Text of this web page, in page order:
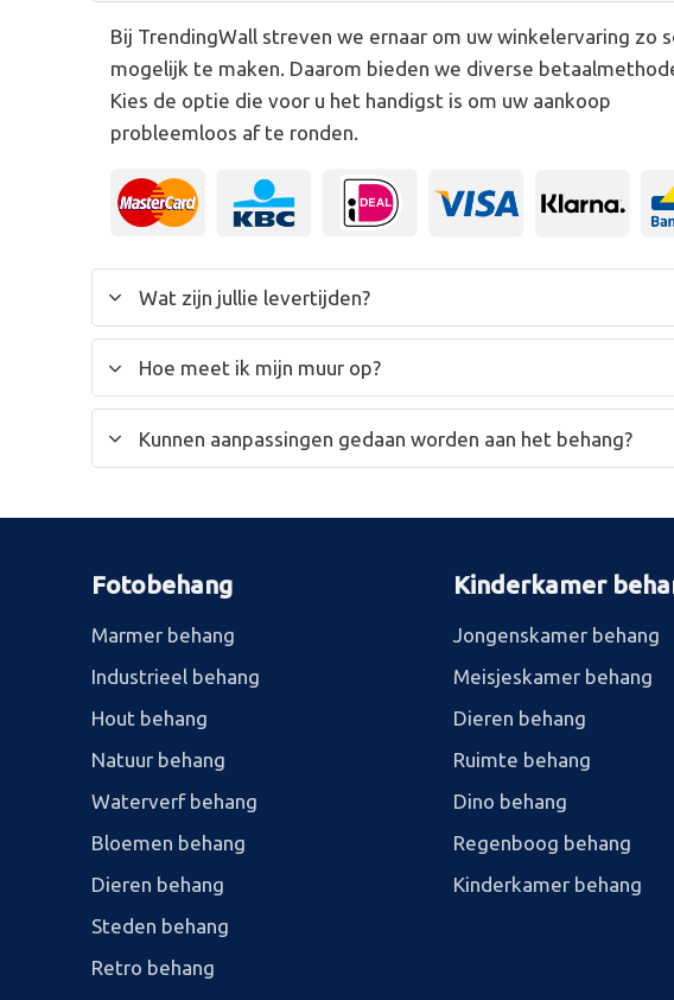
Bij TrendingWall streven we ernaar om uw winkelervaring zo
mogelijk te maken. Daarom bieden we diverse
Kies de optie die voor u het handigst is om uw aankoop
probleemloos af te ronden.
Wat zijn jullie levertijden?
Hoe meet ik mijn muur op?
Kunnen aanpassingen gedaan worden aan het behang?
Fotobehang
Marmer behang
Industrieel behang
Hout behang
Natuur behang
Waterverf behang
Bloemen behang
Dieren behang
Steden behang
Retro behang
Kinderkamer
Jongenskamer behang
Meisjeskamer behang
Dieren behang
Ruimte behang
Dino behang
Regenboog behang
Kinderkamer behang